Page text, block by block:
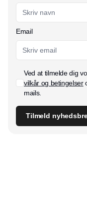
Email
Ved at tilmelde dig
vilkår og betingelser
mails.
Tilmeld